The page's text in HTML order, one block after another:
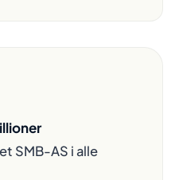
SMB-AS i alle